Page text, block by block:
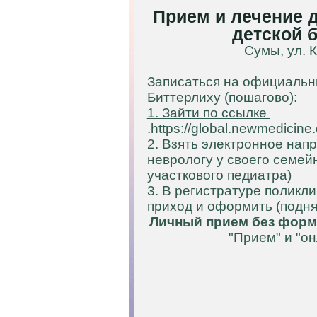
Прием и лечение
детской
Сумы, ул.
Записаться на
Биттерлиху (пошагово):
1. Зайти по ссылке
.https://
2. Взять электронное
неврологу у своего
участкового педиатра)
3. В регистратуре
приход и оформить
Личный прием без
"Прием" и